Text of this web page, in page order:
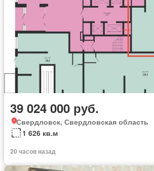
39 024 000 руб.
Свердловск, Свердловская область
1 626 кв.м
20 часов назад